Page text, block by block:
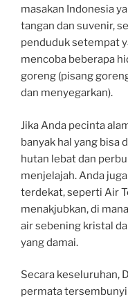
masakan Indonesia
tangan dan suvenir,
penduduk setempat
mencoba beberapa
goreng (pisang
dan menyegarkan).
Jika Anda pecinta
banyak hal yang bisa
hutan lebat dan
menjelajah. Anda
terdekat, seperti Air
menakjubkan, di
air sebening kristal
yang damai.
Secara keseluruhan,
permata